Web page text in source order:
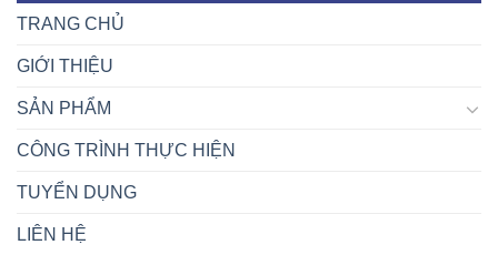
TRANG CHỦ
GIỚI THIỆU
SẢN PHẨM
CÔNG TRÌNH THỰC HIỆN
TUYỂN DỤNG
LIÊN HỆ